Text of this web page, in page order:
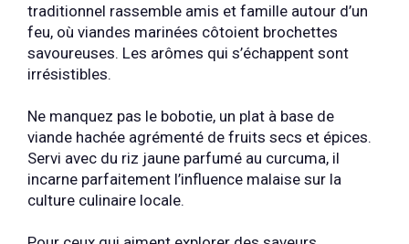
traditionnel rassemble amis et famille autour d’un
feu, où viandes marinées côtoient brochettes
savoureuses. Les arômes qui s’échappent sont
irrésistibles.
Ne manquez pas le bobotie, un plat à base de
viande hachée agrémenté de fruits secs et épices.
Servi avec du riz jaune parfumé au curcuma, il
incarne parfaitement l’influence malaise sur la
culture culinaire locale.